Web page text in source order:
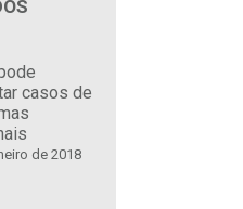
casos de
de 2018